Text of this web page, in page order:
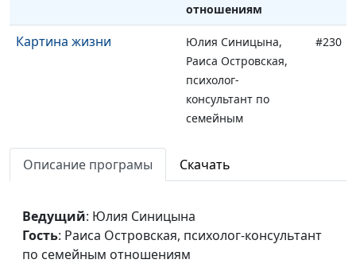
отношениям
Картина жизни
Юлия Синицына,
Раиса Островская,
психолог-
консультант по
семейным
#230
Важность
информации
Юлия Синицына,
Описание програмы Скачать
Ведущий: Юлия Синицына
Гость: Раиса Островская, психолог-консультант
по семейным отношениям